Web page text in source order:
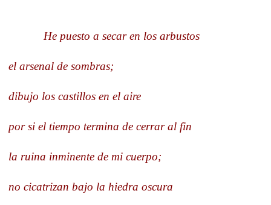
He puesto a secar en los arbustos
el arsenal de sombras;
dibujo los castillos en el aire
por si el tiempo termina de cerrar al fin
la ruina inminente de mi cuerpo;
no cicatrizan bajo la hiedra oscura